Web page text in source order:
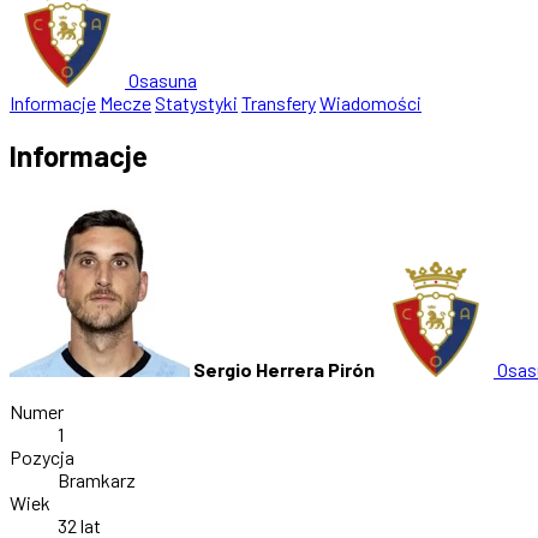
Osasuna
Informacje MeczeStatystyki TransferyWiadomości
Informacje
Sergio Herrera Pirón
Numer
1
Pozycja
Bramkarz
Wiek
32 lat